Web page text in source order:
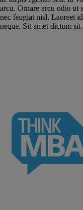
arcu. Ornare arcu odio ut
nec feugiat nisl. Laoreet
neque. Sit amet dictum sit